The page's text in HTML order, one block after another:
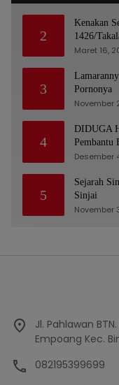
2
Kenakan
1426/
Maret 16,
3
Pornonya
November
4
DIDUGA
Pembantu
OJK
Desember
5
Sejarah
Sinjai
November
Jl. Pahlawan
Empoang Kec.
082195399699